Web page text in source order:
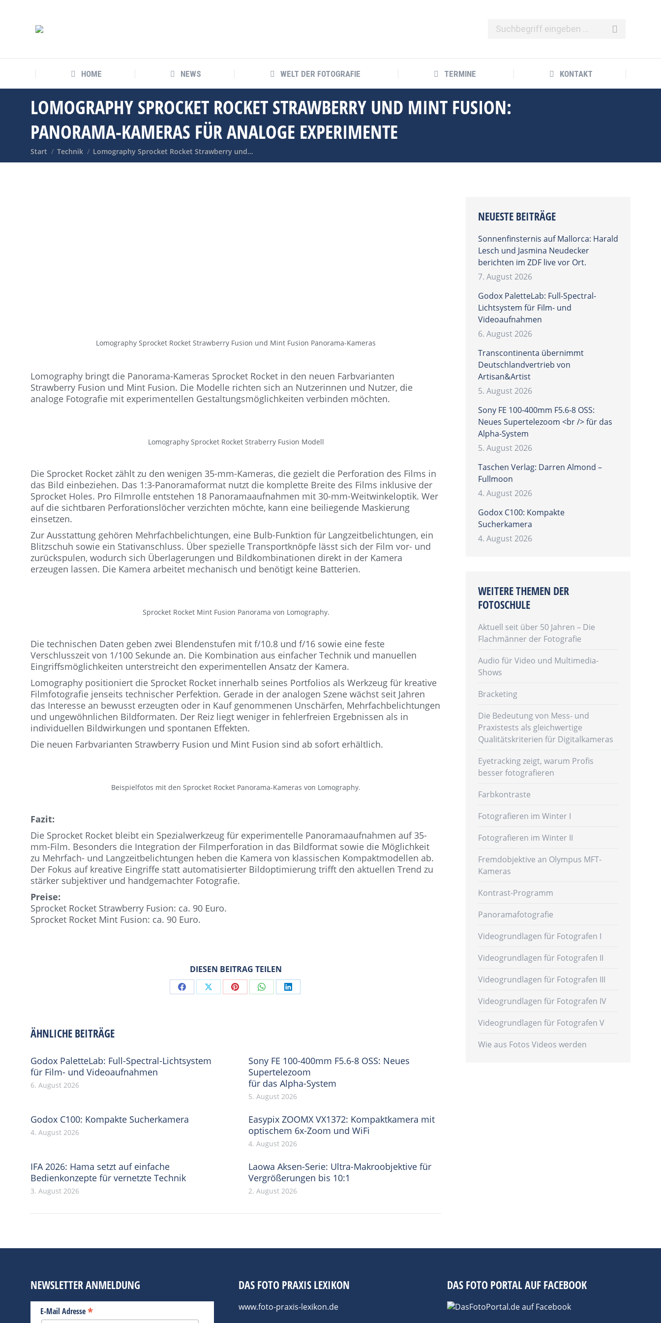
HOME NEWS WELT DER FOTOGRAFIE TERMINE KONTAKT
LOMOGRAPHY SPROCKET ROCKET STRAWBERRY UND MINT FUSION:
PANORAMA-KAMERAS FÜR ANALOGE EXPERIMENTE
Sie befinden sich hier:
Start Technik Lomography Sprocket Rocket Strawberry und…
Lomography Sprocket Rocket Strawberry Fusion und Mint Fusion Panorama-Kameras
Lomography bringt die Panorama-Kameras Sprocket Rocket in den neuen Farbvarianten
Strawberry Fusion und Mint Fusion. Die Modelle richten sich an Nutzerinnen und Nutzer, die
analoge Fotografie mit experimentellen Gestaltungsmöglichkeiten verbinden möchten.
Lomography Sprocket Rocket Straberry Fusion Modell
Die Sprocket Rocket zählt zu den wenigen 35-mm-Kameras, die gezielt die Perforation des Films in
das Bild einbeziehen. Das 1:3-Panoramaformat nutzt die komplette Breite des Films inklusive der
Sprocket Holes. Pro Filmrolle entstehen 18 Panoramaaufnahmen mit 30-mm-Weitwinkeloptik. Wer
auf die sichtbaren Perforationslöcher verzichten möchte, kann eine beiliegende Maskierung
einsetzen.
Zur Ausstattung gehören Mehrfachbelichtungen, eine Bulb-Funktion für Langzeitbelichtungen, ein
Blitzschuh sowie ein Stativanschluss. Über spezielle Transportknöpfe lässt sich der Film vor- und
zurückspulen, wodurch sich Überlagerungen und Bildkombinationen direkt in der Kamera
erzeugen lassen. Die Kamera arbeitet mechanisch und benötigt keine Batterien.
Sprocket Rocket Mint Fusion Panorama von Lomography.
Die technischen Daten geben zwei Blendenstufen mit f/10.8 und f/16 sowie eine feste
Verschlusszeit von 1/100 Sekunde an. Die Kombination aus einfacher Technik und manuellen
Eingriffsmöglichkeiten unterstreicht den experimentellen Ansatz der Kamera.
Lomography positioniert die Sprocket Rocket innerhalb seines Portfolios als Werkzeug für kreative
Filmfotografie jenseits technischer Perfektion. Gerade in der analogen Szene wächst seit Jahren
das Interesse an bewusst erzeugten oder in Kauf genommenen Unschärfen, Mehrfachbelichtungen
und ungewöhnlichen Bildformaten. Der Reiz liegt weniger in fehlerfreien Ergebnissen als in
individuellen Bildwirkungen und spontanen Effekten.
Die neuen Farbvarianten Strawberry Fusion und Mint Fusion sind ab sofort erhältlich.
Beispielfotos mit den Sprocket Rocket Panorama-Kameras von Lomography.
Fazit:
Die Sprocket Rocket bleibt ein Spezialwerkzeug für experimentelle Panoramaaufnahmen auf 35-
mm-Film. Besonders die Integration der Filmperforation in das Bildformat sowie die Möglichkeit
zu Mehrfach- und Langzeitbelichtungen heben die Kamera von klassischen Kompaktmodellen ab.
Der Fokus auf kreative Eingriffe statt automatisierter Bildoptimierung trifft den aktuellen Trend zu
stärker subjektiver und handgemachter Fotografie.
Preise:
Sprocket Rocket Strawberry Fusion: ca. 90 Euro.
Sprocket Rocket Mint Fusion: ca. 90 Euro.
DIESEN BEITRAG TEILEN
Share Share Share Share Share
ÄHNLICHE BEITRÄGE
Godox PaletteLab: Full-Spectral-Lichtsystem
für Film- und Videoaufnahmen
6. August 2026
Sony FE 100-400mm F5.6-8 OSS: Neues
Supertelezoom
für das Alpha-System
5. August 2026
Godox C100: Kompakte Sucherkamera
4. August 2026
Easypix ZOOMX VX1372: Kompaktkamera mit
optischem 6x-Zoom und WiFi
4. August 2026
IFA 2026: Hama setzt auf einfache
Bedienkonzepte für vernetzte Technik
3. August 2026
Laowa Aksen-Serie: Ultra-Makroobjektive für
Vergrößerungen bis 10:1
2. August 2026
NEUESTE BEITRÄGE
Sonnenfinsternis auf Mallorca: Harald
Lesch und Jasmina Neudecker
berichten im ZDF live vor Ort.
7. August 2026
Godox PaletteLab: Full-Spectral-
Lichtsystem für Film- und
Videoaufnahmen
6. August 2026
Transcontinenta übernimmt
Deutschlandvertrieb von
Artisan&Artist
5. August 2026
Sony FE 100-400mm F5.6-8 OSS:
Neues Supertelezoom <br /> für das
Alpha-System
5. August 2026
Taschen Verlag: Darren Almond –
Fullmoon
4. August 2026
Godox C100: Kompakte
Sucherkamera
4. August 2026
WEITERE THEMEN DER
FOTOSCHULE
Aktuell seit über 50 Jahren – Die
Flachmänner der Fotografie
Audio für Video und Multimedia-
Shows
Bracketing
Die Bedeutung von Mess- und
Praxistests als gleichwertige
Qualitätskriterien für Digitalkameras
Eyetracking zeigt, warum Profis
besser fotografieren
Farbkontraste
Fotografieren im Winter I
Fotografieren im Winter II
Fremdobjektive an Olympus MFT-
Kameras
Kontrast-Programm
Panoramafotografie
Videogrundlagen für Fotografen I
Videogrundlagen für Fotografen II
Videogrundlagen für Fotografen III
Videogrundlagen für Fotografen IV
Videogrundlagen für Fotografen V
Wie aus Fotos Videos werden
NEWSLETTER ANMELDUNG
E-Mail Adresse*
DAS FOTO PRAXIS LEXIKON
www.foto-praxis-lexikon.de
DAS FOTO PORTAL AUF FACEBOOK